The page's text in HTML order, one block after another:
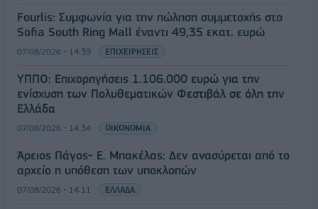
Fourlis: Συμφωνία για την πώληση συμμετοχής στο
Sofia South Ring Mall έναντι 49,35 εκατ. ευρώ
07/08/2026 - 14:39 ΕΠΙΧΕΙΡΗΣΕΙΣ
ΥΠΠΟ: Επιχορηγήσεις 1.106.000 ευρώ για την
ενίσχυση των Πολυθεματικών Φεστιβάλ σε όλη την
Ελλάδα
07/08/2026 - 14:34 ΟΙΚΟΝΟΜΙΑ
Άρειος Πάγος- Ε. Μπακέλας: Δεν ανασύρεται από το
αρχείο η υπόθεση των υποκλοπών
07/08/2026 - 14:11 ΕΛΛΑΔΑ